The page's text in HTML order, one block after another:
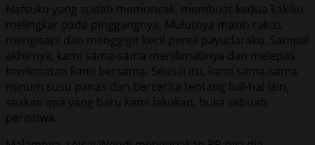
Nafsuku yang sudah memuncak, membuat kedua kakiku
melingkar pada pinggangnya. Mulutnya masih rakus
mengisapi dan menggigit kecil pentil payudaraku. Sampai
akhirnya, kami sama-sama menikmatinya dan melepas
kenikmatan kami bersama. Seusai itu, kami sama-sama
minum susu panas dan bercerita tentang hal-hal lain,
seakan apa yang baru kami lakukan, buka sebuah
peristiwa.